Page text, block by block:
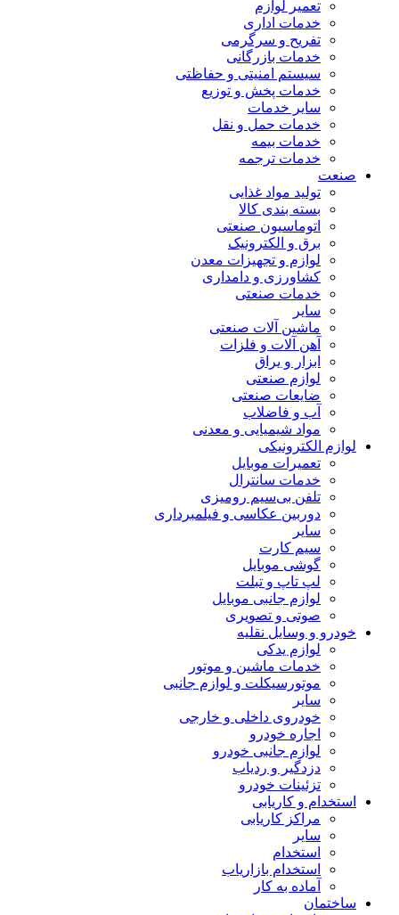
تعمیر لوازم
خدمات اداری
تفریح و سرگرمی
خدمات بازرگانی
سیستم امنیتی و حفاظتی
خدمات پخش و توزیع
سایر خدمات
خدمات حمل و نقل
خدمات بیمه
خدمات ترجمه
صنعت
تولید مواد غذایی
بسته بندی کالا
اتوماسیون صنعتی
برق و الکترونیک
لوازم و تجهیزات معدن
کشاورزی و دامداری
خدمات صنعتی
سایر
ماشین آلات صنعتی
آهن آلات و فلزات
ابزار و یراق
لوازم صنعتی
ضایعات صنعتی
آب و فاضلاب
مواد شیمیایی و معدنی
لوازم الکترونیکی
تعمیرات موبایل
خدمات سانترال
تلفن بی‌سیم رومیزی
دوربین عکاسی و فیلمبرداری
سایر
سیم کارت
گوشی موبایل
لپ تاپ و تبلت
لوازم جانبی موبایل
صوتی و تصویری
خودرو و وسایل نقلیه
لوازم یدکی
خدمات ماشین و موتور
موتورسیکلت و لوازم جانبی
سایر
خودروی داخلی و خارجی
اجاره خودرو
لوازم جانبی خودرو
دزدگیر و ردیاب
تزئینات خودرو
استخدام و کاریابی
مراکز کاریابی
سایر
استخدام
استخدام بازاریاب
آماده به کار
ساختمان